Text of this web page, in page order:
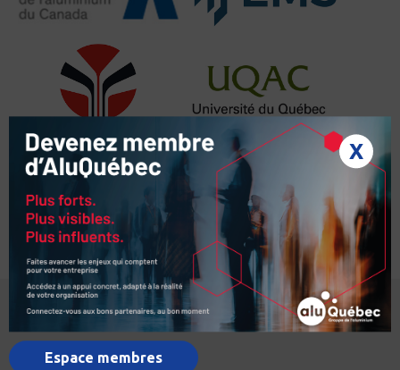
X
Espace membres
Partager l'événement :